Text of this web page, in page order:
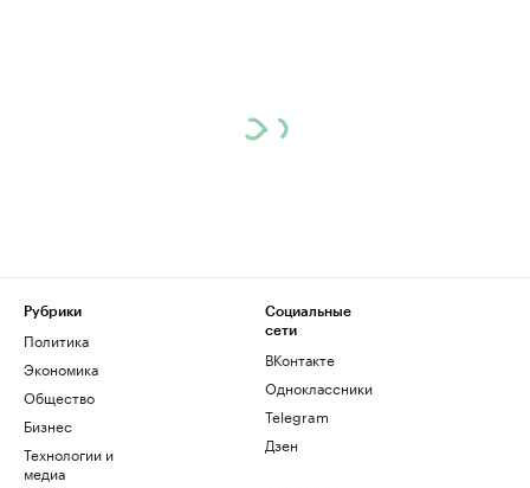
Рубрики
Политика
Экономика
Общество
Бизнес
Технологии и
медиа
Социальные
сети
ВКонтакте
Одноклассники
Telegram
Дзен